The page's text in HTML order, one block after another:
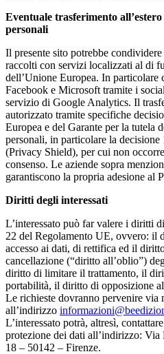
Eventuale trasferimento
personali
Il presente sito potrebbe
raccolti con servizi localizzati al di
dell’Unione Europea. In particolare
Facebook e Microsoft tramite i
servizio di Google Analytics. Il
autorizzato tramite specifiche
Europea e del Garante per la tutela
personali, in particolare la decisione
(Privacy Shield), per cui non
consenso. Le aziende sopra
garantiscono la propria adesione al
Diritti degli interessati
L’interessato può far valere i diritti
22 del Regolamento UE, ovvero: il
accesso ai dati, di rettifica ed il
cancellazione (“diritto all’oblio”)
diritto di limitare il trattamento, il
portabilità, il diritto di opposizione
Le richieste dovranno pervenire via
all’indirizzo
L’interessato potrà, altresì,
protezione dei dati all’indirizzo: Via
18 – 50142 – Firenze.